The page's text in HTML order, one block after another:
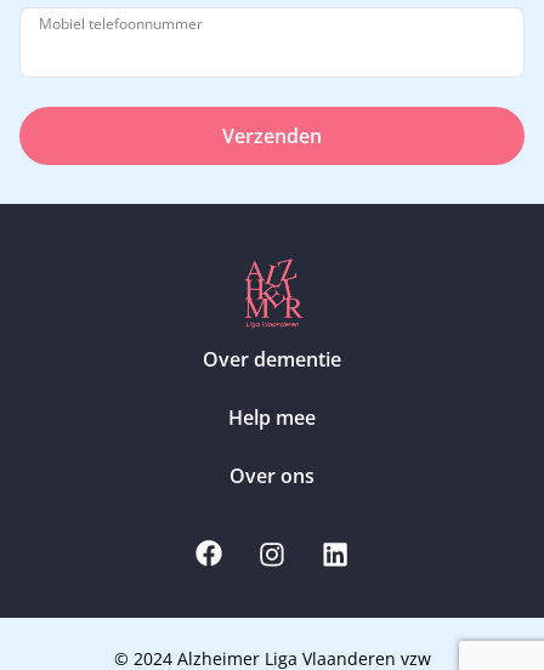
Mobiel telefoonnummer
Verzenden
Over dementie
Help mee
Over ons
© 2024 Alzheimer Liga Vlaanderen vzw